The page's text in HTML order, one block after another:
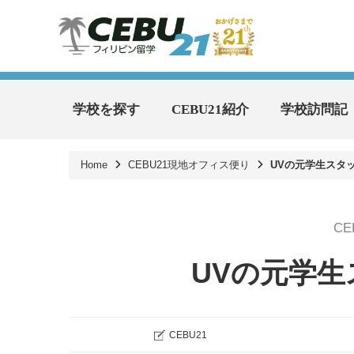
学校を探す CEBU21紹介 学校訪問記
Home CEBU21現地オフィス便り UVの元学生スタ
UVの元学
CEBU21